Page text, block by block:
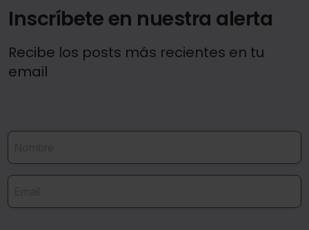
Inscríbete en nuestra alerta
Recibe los posts más recientes en tu
email